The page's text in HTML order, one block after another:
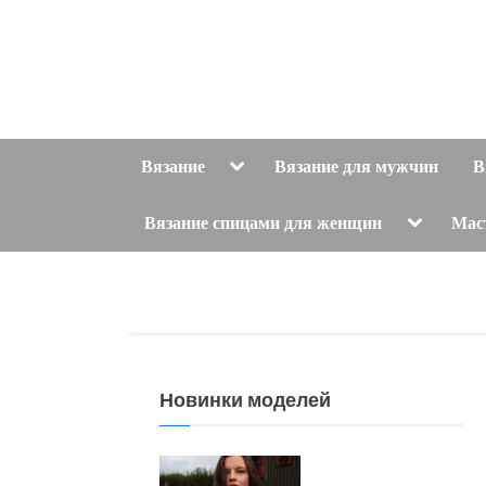
Вязание ToggleВязание для мужчин
Вязание спицами для женщин Toggle
menu
Новинки моделей